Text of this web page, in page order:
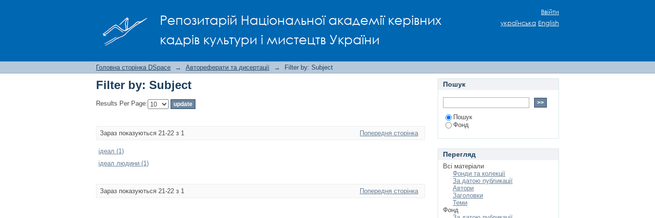
Репозитарій Національної академії керівних
кадрів культури і мистецтв України
Ввійти
українська English
Головна сторінка DSpace → Автореферати та дисертації → Filter by: Subject
Filter by: Subject
Results Per Page:
Зараз показуються 21-22 з 1 Попередня сторінка
ідеал (1)
ідеал людини (1)
Зараз показуються 21-22 з 1 Попередня сторінка
Пошук
Пошук
Фонд
Перегляд
Всі матеріали
Фонди та колекції
За датою публикації
Автори
Заголовки
Теми
Фонд